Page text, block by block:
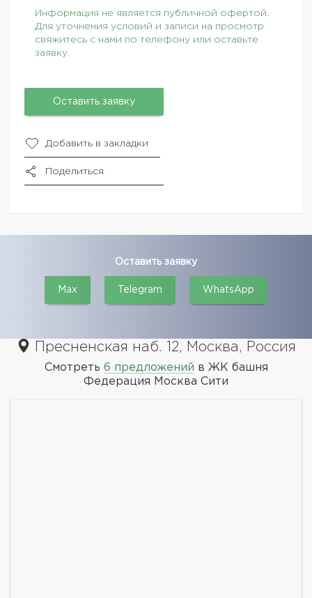
Информация не является публичной офертой.
Для уточнения условий и записи на просмотр
свяжитесь с нами по телефону или оставьте
заявку.
Оставить заявку
Добавить в закладки
Поделиться
Оставить заявку
Max Telegram WhatsApp
Пресненская наб. 12, Москва, Россия
Смотреть 6 предложений в ЖК башня
Федерация Москва Сити